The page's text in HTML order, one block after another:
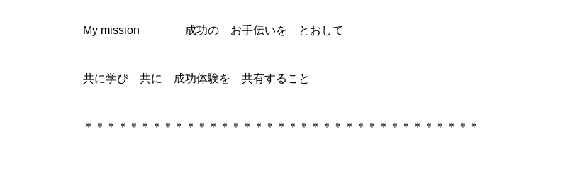
My mission 成功の お手伝いを とおして
共に学び 共に 成功体験を 共有すること
＊＊＊＊＊＊＊＊＊＊＊＊＊＊＊＊＊＊＊＊＊＊＊＊＊＊＊＊＊＊＊＊＊＊＊